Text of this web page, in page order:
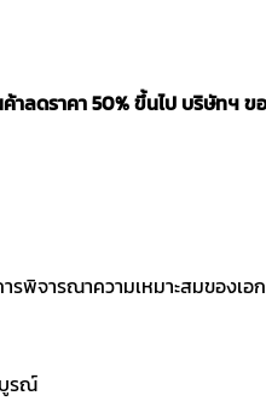
าลดราคา 50% ขึ้นไป บริษัทฯ
พิจารณาความเหมาะสมของเอ
รณ์